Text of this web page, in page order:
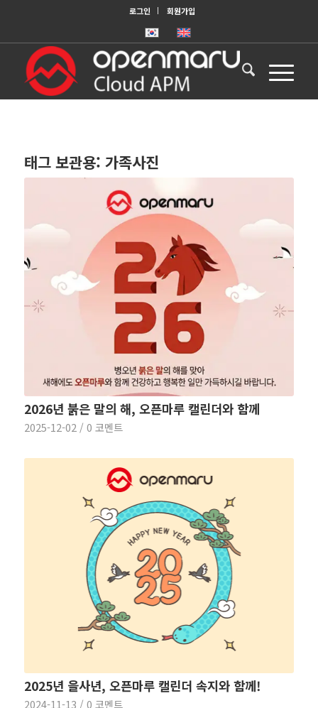
로그인 회원가입
태그 보관용: 가족사진
2026년 붉은 말의 해, 오픈마루 캘린더와 함께
2025-12-02 / 0 코멘트
2025년 을사년, 오픈마루 캘린더 속지와 함께!
2024-11-13 / 0 코멘트